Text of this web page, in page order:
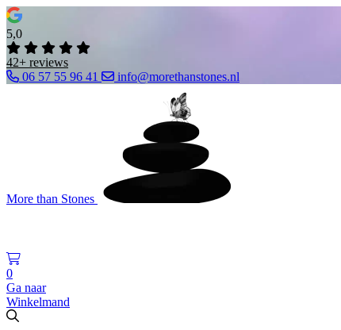
5,0
42+ reviews
06 57 55 96 41
info@morethanstones.nl
More than Stones
0
Ga naar
Winkelmand